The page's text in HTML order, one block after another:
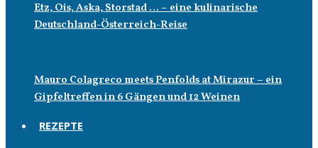
Etz, Ois, Aska, Storstad … – eine kulinarische
Deutschland-Österreich-Reise
Mauro Colagreco meets Penfolds at Mirazur – ein
Gipfeltreffen in 6 Gängen und 12 Weinen
REZEPTE